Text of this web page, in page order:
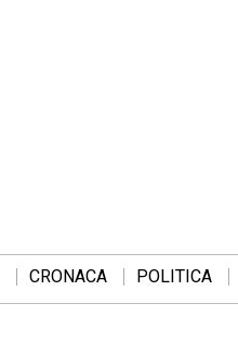
CRONACA POLITICA